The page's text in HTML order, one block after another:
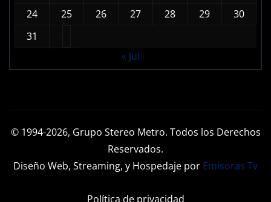
24
25 26 27 28 29
30
31
« Jul
© 1994-2026, Grupo Stereo Metro. Todos los Derechos
Reservados.
Diseño Web, Streaming, y Hospedaje por Emisoras Tv
Política de privacidad